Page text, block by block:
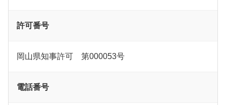
許可番号
岡山県知事許可 第000053号
電話番号